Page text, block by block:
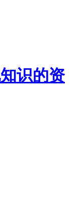
识的资